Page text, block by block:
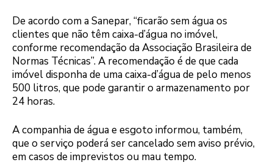
De acordo com a Sanepar, “ficarão sem água os
clientes que não têm caixa-d’água no imóvel,
conforme recomendação da Associação Brasileira de
Normas Técnicas”. A recomendação é de que cada
imóvel disponha de uma caixa-d’água de pelo menos
500 litros, que pode garantir o armazenamento por
24 horas.
A companhia de água e esgoto informou, também,
que o serviço poderá ser cancelado sem aviso prévio,
em casos de imprevistos ou mau tempo.